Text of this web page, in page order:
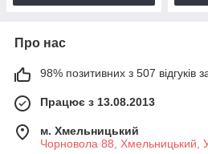
Про нас
98% позитивних з 507 відгуків
Працює з 13.08.2013
м. Хмельницький
Чорновола 88, Хмельницький,